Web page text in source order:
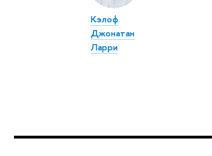
Кэлоф
Джонатан
Ларри